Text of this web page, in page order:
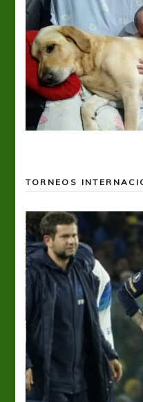
TORNEOS